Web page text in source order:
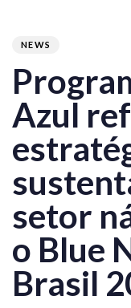
NEWS
Azul
setor
o Blue
Brasil